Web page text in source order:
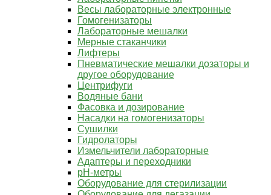
Весы лабораторные электронные
Гомогенизаторы
Лабораторные мешалки
Мерные стаканчики
Лифтеры
Пневматические мешалки дозаторы и
другое оборудование
Центрифуги
Водяные бани
Фасовка и дозирование
Насадки на гомогенизаторы
Сушилки
Гидролаторы
Измельчители лабораторные
Адаптеры и переходники
pH-метры
Оборудование для стерилизации